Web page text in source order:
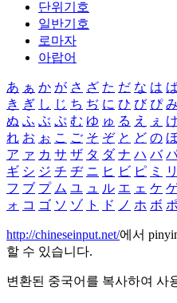
단위기호
일반기호
로마자
아랍어
あ ぁ か が さ ざ た だ な は
き ぎ し じ ち ぢ に ひ び ぴ み
ぬ ふ ぶ ぷ む ゆ ゅ る え ぇ け
れ お ぉ こ ご そ ぞ と ど の ほ
ア ァ カ サ ザ タ ダ ナ ハ バ
ギ シ ジ チ ヂ ニ ヒ ビ ピ ミ リ
フ ブ プ ム ユ ュ ル エ ェ ケ
ォ コ ゴ ソ ゾ ト ド ノ ホ ボ ポ
http://chineseinput.net/에서
할 수 있습니다.
변환된 중국어를 복사하여 사